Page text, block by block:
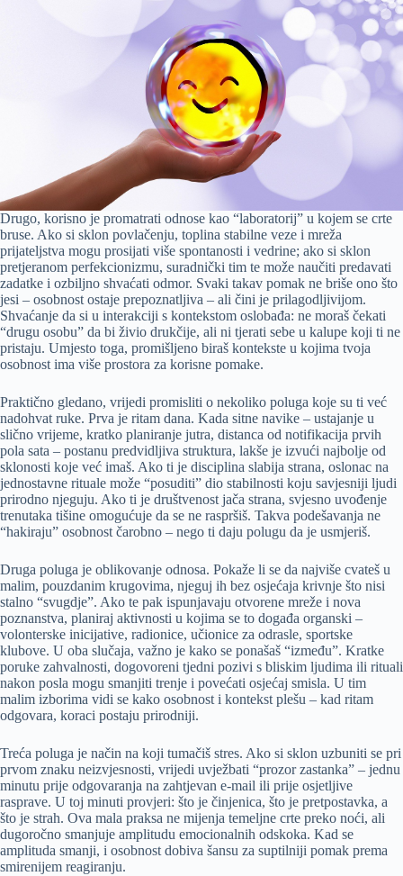
Drugo, korisno je promatrati odnose kao “laboratorij” u kojem se crte
bruse. Ako si sklon povlačenju, toplina stabilne veze i mreža
prijateljstva mogu prosijati više spontanosti i vedrine; ako si sklon
pretjeranom perfekcionizmu, suradnički tim te može naučiti predavati
zadatke i ozbiljno shvaćati odmor. Svaki takav pomak ne briše ono što
jesi – osobnost ostaje prepoznatljiva – ali čini je prilagodljivijom.
Shvaćanje da si u interakciji s kontekstom oslobađa: ne moraš čekati
“drugu osobu” da bi živio drukčije, ali ni tjerati sebe u kalupe koji ti ne
pristaju. Umjesto toga, promišljeno biraš kontekste u kojima tvoja
osobnost ima više prostora za korisne pomake.
Praktično gledano, vrijedi promisliti o nekoliko poluga koje su ti već
nadohvat ruke. Prva je ritam dana. Kada sitne navike – ustajanje u
slično vrijeme, kratko planiranje jutra, distanca od notifikacija prvih
pola sata – postanu predvidljiva struktura, lakše je izvući najbolje od
sklonosti koje već imaš. Ako ti je disciplina slabija strana, oslonac na
jednostavne rituale može “posuditi” dio stabilnosti koju savjesniji ljudi
prirodno njeguju. Ako ti je društvenost jača strana, svjesno uvođenje
trenutaka tišine omogućuje da se ne raspršiš. Takva podešavanja ne
“hakiraju” osobnost čarobno – nego ti daju polugu da je usmjeriš.
Druga poluga je oblikovanje odnosa. Pokaže li se da najviše cvateš u
malim, pouzdanim krugovima, njeguj ih bez osjećaja krivnje što nisi
stalno “svugdje”. Ako te pak ispunjavaju otvorene mreže i nova
poznanstva, planiraj aktivnosti u kojima se to događa organski –
volonterske inicijative, radionice, učionice za odrasle, sportske
klubove. U oba slučaja, važno je kako se ponašaš “između”. Kratke
poruke zahvalnosti, dogovoreni tjedni pozivi s bliskim ljudima ili rituali
nakon posla mogu smanjiti trenje i povećati osjećaj smisla. U tim
malim izborima vidi se kako osobnost i kontekst plešu – kad ritam
odgovara, koraci postaju prirodniji.
Treća poluga je način na koji tumačiš stres. Ako si sklon uzbuniti se pri
prvom znaku neizvjesnosti, vrijedi uvježbati “prozor zastanka” – jednu
minutu prije odgovaranja na zahtjevan e-mail ili prije osjetljive
rasprave. U toj minuti provjeri: što je činjenica, što je pretpostavka, a
što je strah. Ova mala praksa ne mijenja temeljne crte preko noći, ali
dugoročno smanjuje amplitudu emocionalnih odskoka. Kad se
amplituda smanji, i osobnost dobiva šansu za suptilniji pomak prema
smirenijem reagiranju.